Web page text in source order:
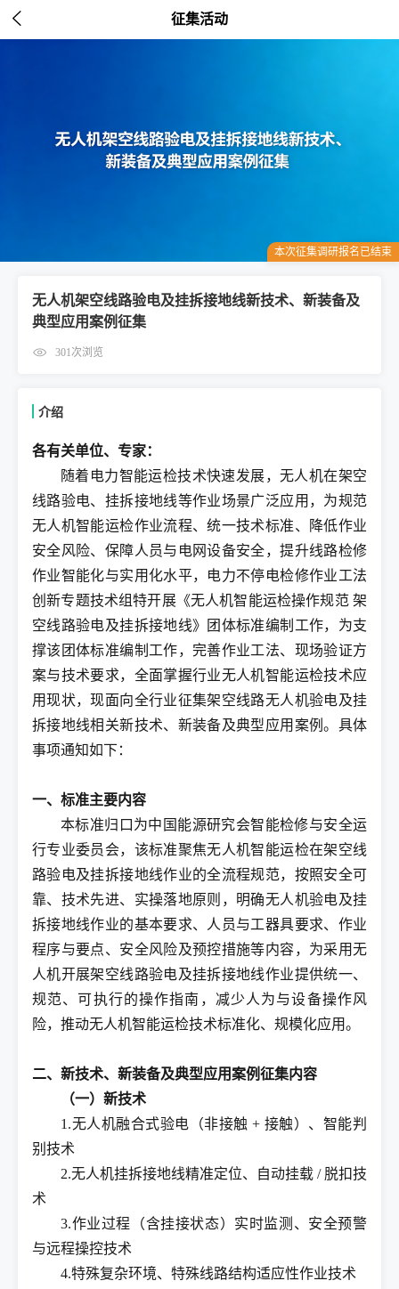
 征集活动
本次征集调研报名已结束
无人机架空线路验电及挂拆接地线新技术、新装备及
典型应用案例征集
301次浏览
介绍
各有关单位、专家：
随着电力智能运检技术快速发展，无人机在架空
线路验电、挂拆接地线等作业场景广泛应用，为规范
无人机智能运检作业流程、统一技术标准、降低作业
安全风险、保障人员与电网设备安全，提升线路检修
作业智能化与实用化水平，电力不停电检修作业工法
创新专题技术组特开展《无人机智能运检操作规范 架
空线路验电及挂拆接地线》团体标准编制工作，为支
撑该团体标准编制工作，完善作业工法、现场验证方
案与技术要求，全面掌握行业无人机智能运检技术应
用现状，现面向全行业征集架空线路无人机验电及挂
拆接地线相关新技术、新装备及典型应用案例。具体
事项通知如下：
一、标准主要内容
本标准归口为中国能源研究会智能检修与安全运
行专业委员会，该标准聚焦无人机智能运检在架空线
路验电及挂拆接地线作业的全流程规范，按照安全可
靠、技术先进、实操落地原则，明确无人机验电及挂
拆接地线作业的基本要求、人员与工器具要求、作业
程序与要点、安全风险及预控措施等内容，为采用无
人机开展架空线路验电及挂拆接地线作业提供统一、
规范、可执行的操作指南，减少人为与设备操作风
险，推动无人机智能运检技术标准化、规模化应用。
二、新技术、新装备及典型应用案例征集内容
（一）新技术
1.无人机融合式验电（非接触 + 接触）、智能判
别技术
2.无人机挂拆接地线精准定位、自动挂载 / 脱扣技
术
3.作业过程（含挂接状态）实时监测、安全预警
与远程操控技术
4.特殊复杂环境、特殊线路结构适应性作业技术